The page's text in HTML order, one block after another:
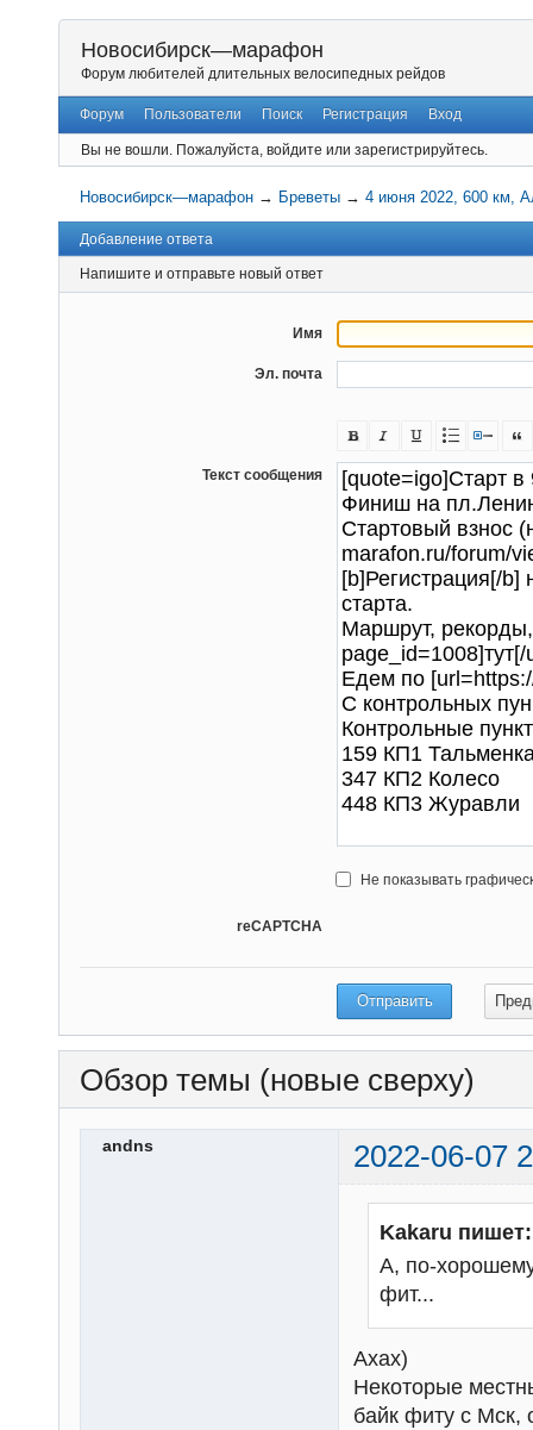
Новосибирск—марафон
Форум любителей длительных велосипедных рейдов
Форум Пользователи Поиск Регистрация Вход
Вы не вошли. Пожалуйста, войдите или зарегистрируйтесь.
Новосибирск—марафон → Бреветы →4 июня 2022, 600 км,
Добавление ответа
Напишите и отправьте новый ответ
Имя
Эл. почта
Текст сообщения
Не показывать
reCAPTCHA
Обзор темы (новые сверху)
andns 2022-06-07
Kakaru пишет:
А, по-
фит...
Ахах)
Некоторые
байк фиту с Мск,